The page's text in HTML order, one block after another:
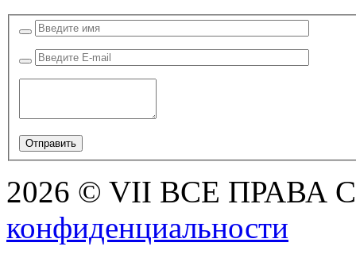
2026 © VII ВСЕ ПРАВА
конфиденциальности